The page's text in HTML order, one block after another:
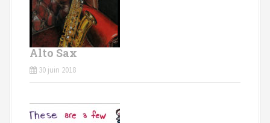
Alto Sax
30 juin 2018